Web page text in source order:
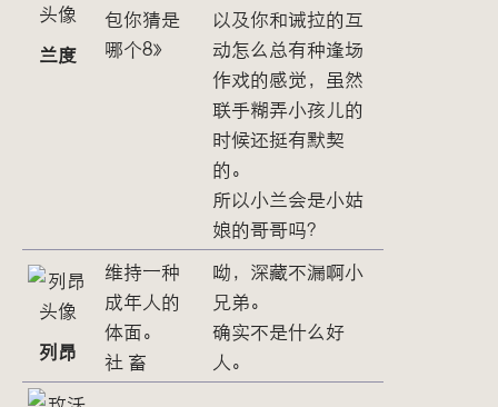
兰度
包你猜是
哪个8》
以及你和诫拉的互
动怎么总有种逢场
作戏的感觉，虽然
联手糊弄小孩儿的
时候还挺有默契
的。
所以小兰会是小姑
娘的哥哥吗？
列昂
维持一种
成年人的
体面。
社 畜
呦，深藏不漏啊小
兄弟。
确实不是什么好
人。